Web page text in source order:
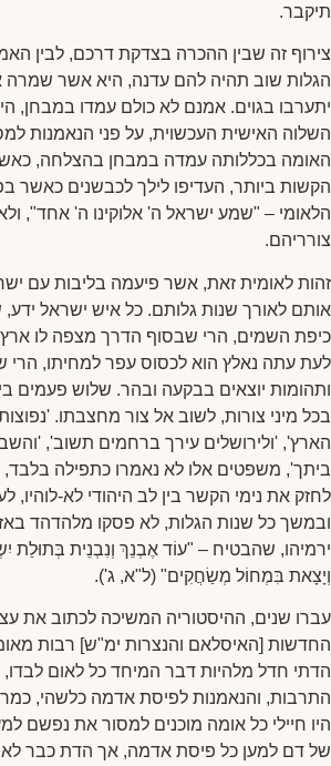
תיקבר.
צירוף זה שבין ההכרה בצדקת דרכם, לבין
הגלות שוב תהיה להם עדנה, היא אשר שמרה
יתערבו בגוים. אמנם לא כולם עמדו במבחן,
השלוה האישית העכשוית, על פני הנאמנות
האומה בכללותה עמדה במבחן בהצלחה,
הקשות ביותר, העדיפו לילך לכבשנים כאשר
הלאומי – "שמע ישראל ה' אלוקינו ה' אחד",
צורריהם.
זהות לאומית זאת, אשר פיעמה בליבות עם
אותם לאורך שנות גלותם. כל איש ישראל
כיפת השמים, הרי שבסוף הדרך מצפה לו
לעת עתה נאלץ הוא לכסוס עפר למחיתו, הרי
ותהומות יוצאים בבקעה ובהר. שלוש פעמים
בכל מיני צורות, לשוב אל צור מחצבתו.
הארץ', 'ולירושלים עירך ברחמים תשוב',
ביתך', משפטים אלו לא נאמרו כתפילה
לחזק את נימי הקשר בין לב היהודי לא-לוהיו,
ובמשך כל שנות הגלות, לא פסקו מלהדהד
ירמיהו, שהבטיח – "עוֹד אֶבְנֵךְ וְנִבְנֵית בְּתוּלַת
וְיָצָאת בִּמְחוֹל מְשַׂחֲקִים" (ל"א, ג').
עברו שנים, ההיסטוריה המשיכה לכתוב את
החדשות [האיסלאם והנצרות ימ"ש] רבות
הדתי חדל מלהיות דבר המיחד כל לאום
התרבות, והנאמנות לפיסת אדמה כלשהי,
היו חיילי כל אומה מוכנים למסור את נפשם
של דם למען כל פיסת אדמה, אך הדת כבר לא